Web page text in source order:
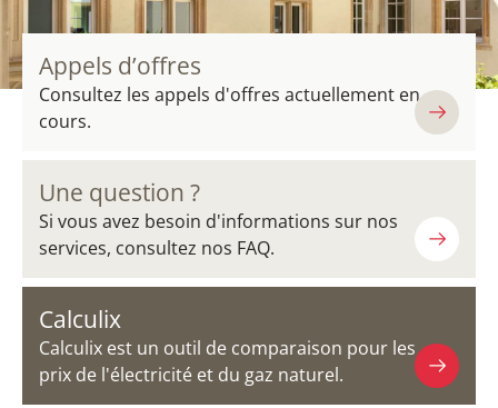
Appels d’offres
Consultez les appels d'offres actuellement en
cours.
Une question ?
Si vous avez besoin d'informations sur nos
services, consultez nos FAQ.
Calculix
Calculix est un outil de comparaison pour les
prix de l'électricité et du gaz naturel.